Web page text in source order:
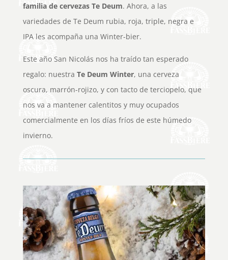
familia de cervezas Te Deum. Ahora, a las
variedades de Te Deum rubia, roja, triple, negra e
IPA les acompaña una Winter-bier.
Este año San Nicolás nos ha traído tan esperado
regalo: nuestra Te Deum Winter, una cerveza
oscura, marrón-rojizo, y con tacto de terciopelo, que
nos va a mantener calentitos y muy ocupados
comercialmente en los días fríos de este húmedo
invierno.